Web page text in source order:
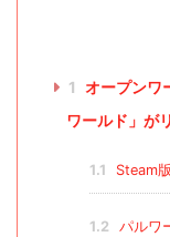
1 オープンワ
ワールド」が
1.1 Steam
1.2 パルワ